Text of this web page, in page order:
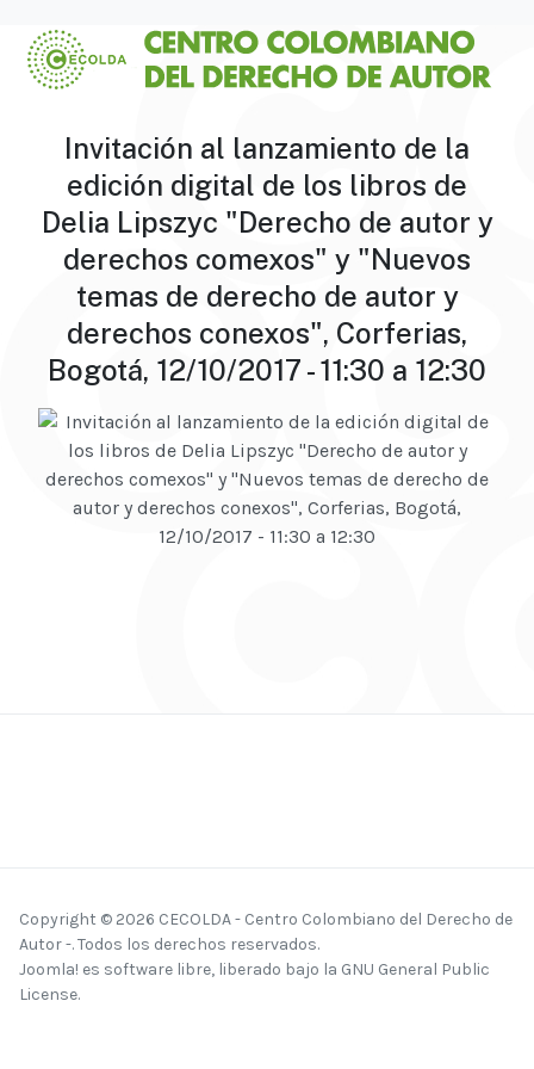
Invitación al lanzamiento de la
edición digital de los libros de
Delia Lipszyc "Derecho de autor y
derechos comexos" y "Nuevos
temas de derecho de autor y
derechos conexos", Corferias,
Bogotá, 12/10/2017 - 11:30 a 12:30
Copyright © 2026 CECOLDA - Centro Colombiano del Derecho de
Autor -. Todos los derechos reservados.
Joomla! es software libre, liberado bajo la GNU General Public
License.